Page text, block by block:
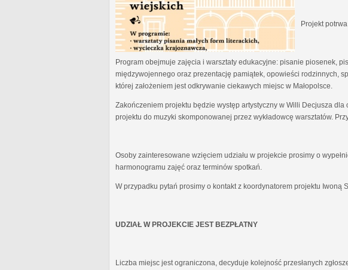
Projekt potrwa
Program obejmuje zajęcia i warsztaty edukacyjne: pisanie piosenek,
międzywojennego oraz prezentację pamiątek, opowieści rodzinnych,
której założeniem jest odkrywanie ciekawych miejsc w Małopolsce.
Zakończeniem projektu będzie występ artystyczny w Willi Decjusza
projektu do muzyki skomponowanej przez wykładowcę warsztatów.
Osoby zainteresowane wzięciem udziału w projekcie prosimy o
harmonogramu zajęć oraz terminów spotkań.
W przypadku pytań prosimy o kontakt z koordynatorem projektu Iwoną
UDZIAŁ W PROJEKCIE JEST BEZPŁATNY
Liczba miejsc jest ograniczona, decyduje kolejność przesłanych